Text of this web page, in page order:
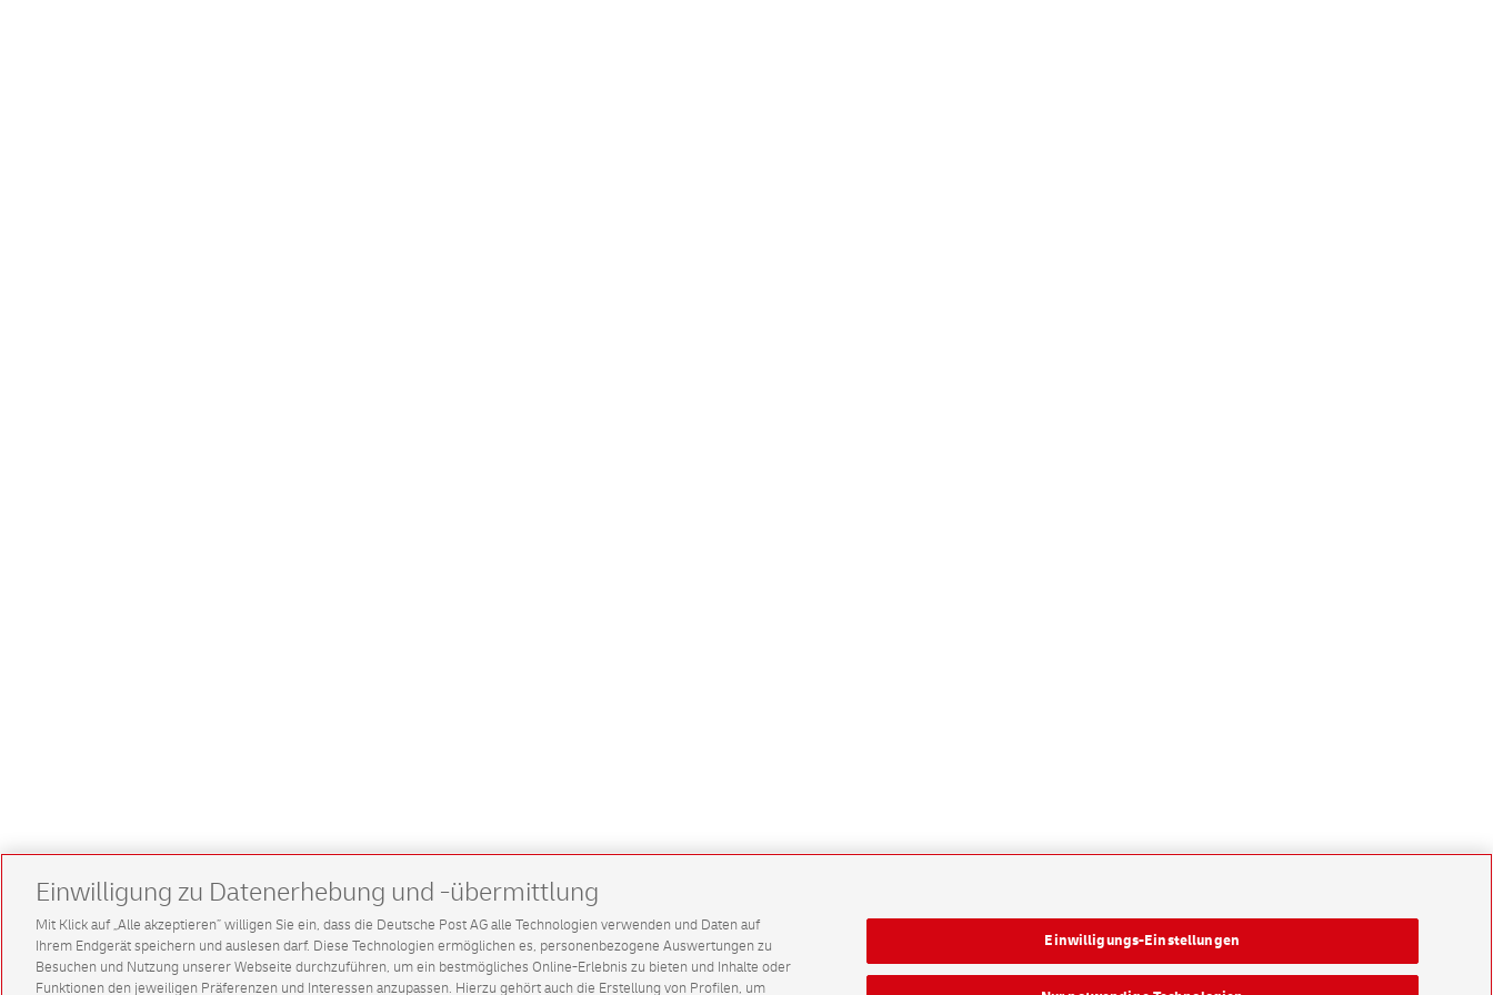
Einwilligung zu Datenerhebung und -übermittlung
Mit Klick auf „Alle akzeptieren” willigen Sie ein, dass die Deutsche Post AG alle Technologien verwenden und Daten auf
Ihrem Endgerät speichern und auslesen darf. Diese Technologien ermöglichen es, personenbezogene Auswertungen zu
Besuchen und Nutzung unserer Webseite durchzuführen, um ein bestmögliches Online-Erlebnis zu bieten und Inhalte oder
Funktionen den jeweiligen Präferenzen und Interessen anzupassen. Hierzu gehört auch die Erstellung von Profilen, um
Einwilligungs-Einstellungen